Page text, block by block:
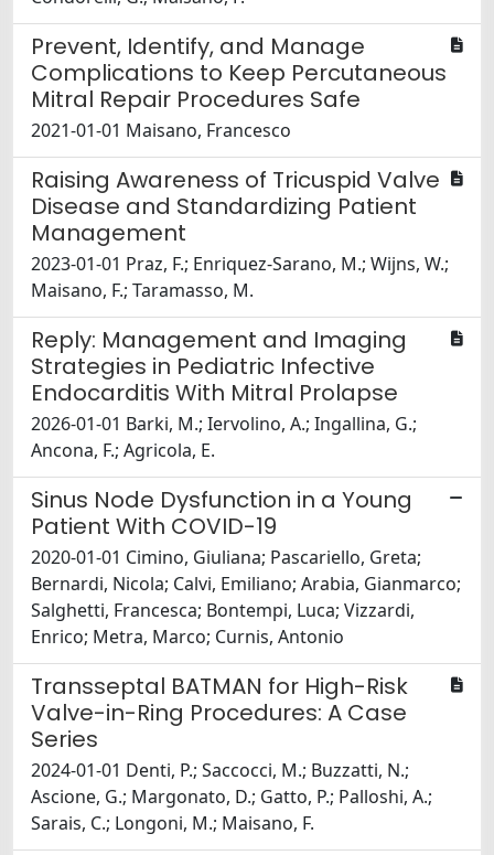
Prevent, Identify, and Manage
Complications to Keep Percutaneous
Mitral Repair Procedures Safe
2021-01-01 Maisano, Francesco
Raising Awareness of Tricuspid Valve
Disease and Standardizing Patient
Management
2023-01-01 Praz, F.; Enriquez-Sarano, M.; Wijns, W.;
Maisano, F.; Taramasso, M.
Reply: Management and Imaging
Strategies in Pediatric Infective
Endocarditis With Mitral Prolapse
2026-01-01 Barki, M.; Iervolino, A.; Ingallina, G.;
Ancona, F.; Agricola, E.
Sinus Node Dysfunction in a Young
Patient With COVID-19
2020-01-01 Cimino, Giuliana; Pascariello, Greta;
Bernardi, Nicola; Calvi, Emiliano; Arabia, Gianmarco;
Salghetti, Francesca; Bontempi, Luca; Vizzardi,
Enrico; Metra, Marco; Curnis, Antonio
Transseptal BATMAN for High-Risk
Valve-in-Ring Procedures: A Case
Series
2024-01-01 Denti, P.; Saccocci, M.; Buzzatti, N.;
Ascione, G.; Margonato, D.; Gatto, P.; Palloshi, A.;
Sarais, C.; Longoni, M.; Maisano, F.